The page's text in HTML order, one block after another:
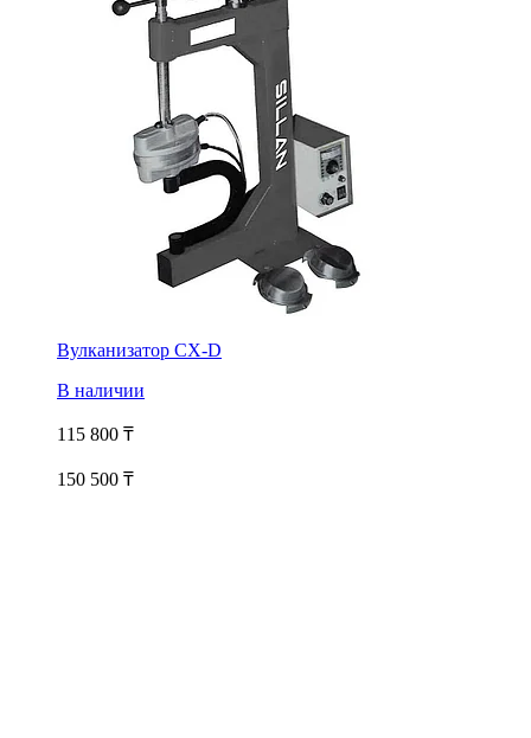
Вулканизатор CX-D
В наличии
115 800 ₸
150 500 ₸